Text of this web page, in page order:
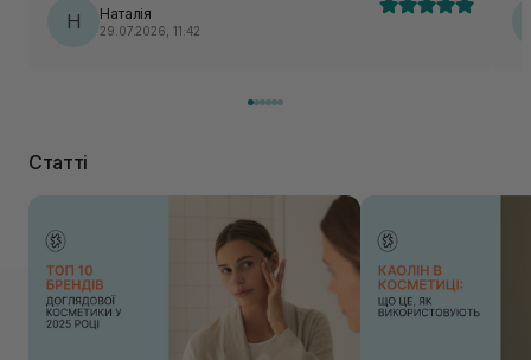
Н Наталія
29.07.2026, 11:42
Статті